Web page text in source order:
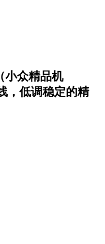
小众精品机
，低调稳定的精